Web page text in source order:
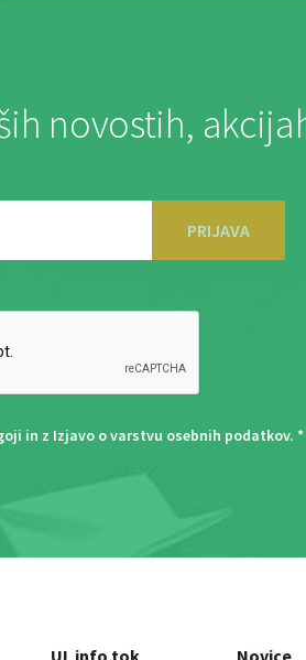
novostih,
PRIJAVA
in z Izjavo o varstvu osebnih podatkov. *